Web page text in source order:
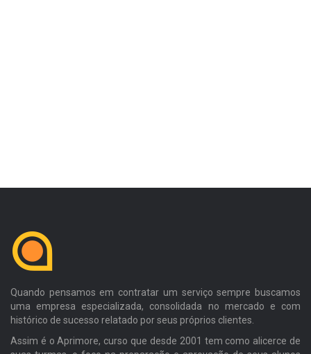
Quando pensamos em contratar um serviço sempre buscamos
uma empresa especializada, consolidada no mercado e com
histórico de sucesso relatado por seus próprios clientes.
Assim é o Aprimore, curso que desde 2001 tem como alicerce de